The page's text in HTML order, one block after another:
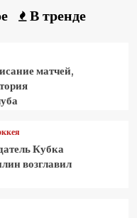
В тренде
матчей,
Кубка
возглавил